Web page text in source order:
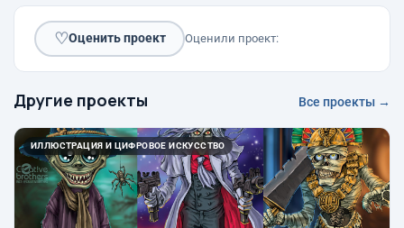
♡Оценить проект Оценили проект:
Другие проекты Все проекты →
ИЛЛЮСТРАЦИЯ И ЦИФРОВОЕ ИСКУССТВО